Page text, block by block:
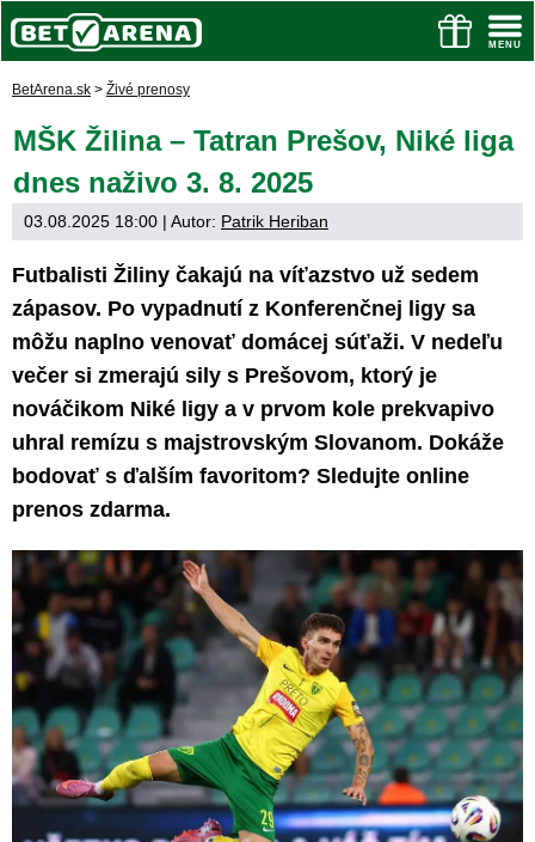
BetArena.sk > Živé prenosy
MŠK Žilina – Tatran Prešov, Niké liga
dnes naživo 3. 8. 2025
03.08.2025 18:00 | Autor: Patrik Heriban
Futbalisti Žiliny čakajú na víťazstvo už sedem
zápasov. Po vypadnutí z Konferenčnej ligy sa
môžu naplno venovať domácej súťaži. V nedeľu
večer si zmerajú sily s Prešovom, ktorý je
nováčikom Niké ligy a v prvom kole prekvapivo
uhral remízu s majstrovským Slovanom. Dokáže
bodovať s ďalším favoritom? Sledujte online
prenos zdarma.